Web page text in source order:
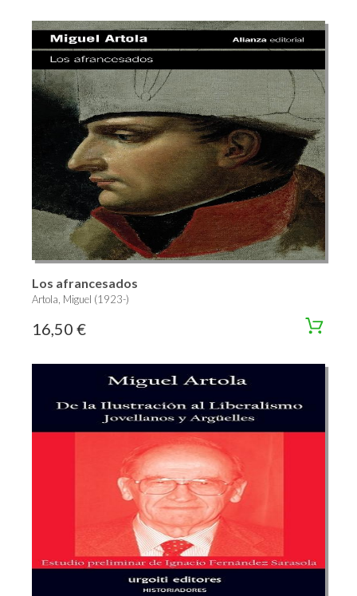
Los afrancesados
Artola, Miguel (1923-)
16,50 €